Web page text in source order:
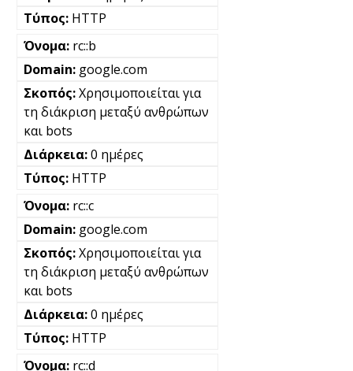
HTTP
rc::b
google.com
Χρησιμοποιείται για
τη διάκριση μεταξύ ανθρώπων
και bots
0 ημέρες
HTTP
rc::c
google.com
Χρησιμοποιείται για
τη διάκριση μεταξύ ανθρώπων
και bots
0 ημέρες
HTTP
rc::d